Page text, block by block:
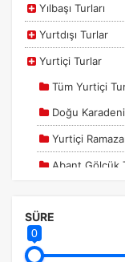
Çerez
Daha fazla bilgi
gizlilik koşullarını
Zorunlu
Oturum
gereklidir. Bu
devre dışı
İstatistik
Yılbaşı Turları
Yurtdışı Turlar
Yurtiçi Turlar
Tüm Yurtiçi
Doğu
Yurtiçi
Abant Gölcük
Adana
SÜRE
0